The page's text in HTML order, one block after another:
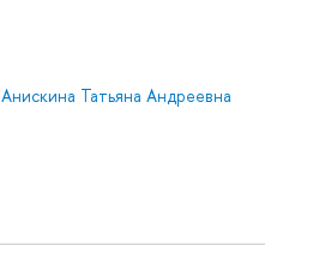
Анискина Татьяна Андреевна